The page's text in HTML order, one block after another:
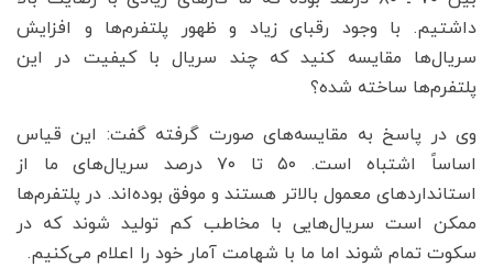
داشتیم. با وجود رقبای زیاد و ظهور پلتفرم‌ها و افزایش
سریال‌ها مقایسه کنید که چند سریال با کیفیت در این
پلتفرم‌ها ساخته شده؟
وی در پاسخ به مقایسه‌های صورت گرفته گفت: این قیاس
اساساً اشتباه است. ۵۰ تا ۷۰ درصد سریال‌های ما از
استانداردهای معمول بالاتر هستند و موفق بوده‌اند. در پلتفرم‌ها
ممکن است سریال‌هایی با مخاطب کم تولید شوند که در
سکوت تمام شوند اما ما با شهامت آمار خود را اعلام می‌کنیم.